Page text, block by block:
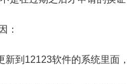
：
到12123软件的系统里面